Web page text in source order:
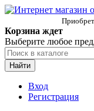
Корзина ждет
Выберите любое
Найти
Вход
Регистрация